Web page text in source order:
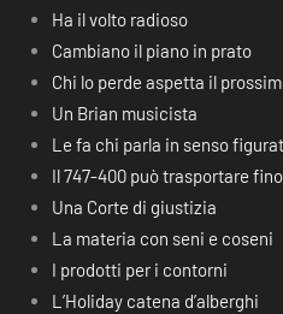
Ha il volto radioso
Cambiano il piano in prato
Chi lo perde aspetta il
Un Brian musicista
Le fa chi parla in senso
Il 747-400 può trasportare
Una Corte di giustizia
La materia con seni e coseni
I prodotti per i contorni
L’Holiday catena d’alberghi